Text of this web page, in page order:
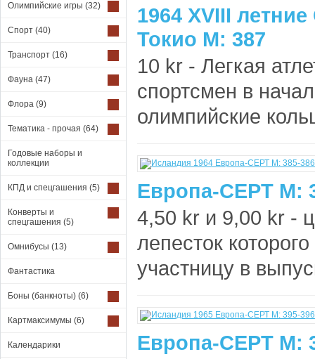
Олимпийские игры (32)
Спорт (40)
Транспорт (16)
Фауна (47)
Флора (9)
Тематика - прочая (64)
Годовые наборы и
коллекции
КПД и спецгашения (5)
Конверты и
спецгашения (5)
Омнибусы (13)
Фантастика
Боны (банкноты) (6)
Картмаксимумы (6)
Календарики
1964 XVIII
Токио М: 387
10 kr - Легкая
спортсмен в
олимпийские
Европа-СЕРТ М:
4,50 kr и 9,00 kr -
лепесток
участницу в
Европа-СЕРТ М: